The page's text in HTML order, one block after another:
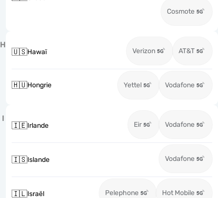
Cosmote
H
🇺🇸Hawaï Verizon AT&T
🇭🇺Hongrie Yettel Vodafone
I
🇮🇪Irlande Eir Vodafone
🇮🇸Islande Vodafone
🇮🇱Israël Pelephone Hot Mobile